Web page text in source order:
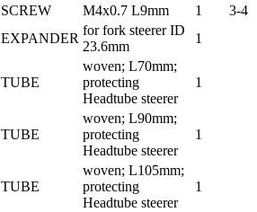
SCREW M4x0.7 L9mm 1
3-4
EXPANDER
for fork steerer ID
23.6mm
1
TUBE
woven; L70mm;
protecting
Headtube steerer
1
TUBE
woven; L90mm;
protecting
Headtube steerer
1
TUBE
woven; L105mm;
protecting
Headtube steerer
1